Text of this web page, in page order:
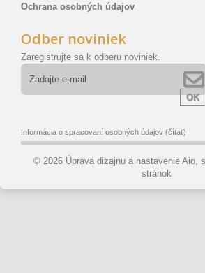
Ochrana osobných údajov
© 2026 Úprava dizajnu a nastavenie Aio,
stránok
Odber noviniek
Zaregistrujte sa k odberu noviniek.
OK
Informácia o spracovaní osobných údajov (čítať)